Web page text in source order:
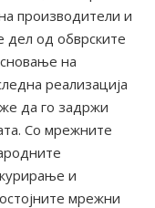
производители и
дел од обврските
на
реализација
да го задржи
Со мрежните
и
мрежни